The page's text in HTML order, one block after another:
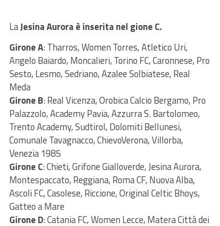
LaJesina Aurora è inserita nel gione C.
Girone A: Tharros, Women Torres, Atletico Uri,
Angelo Baiardo, Moncalieri, Torino FC, Caronnese, Pro
Sesto, Lesmo, Sedriano, Azalee Solbiatese, Real
Meda
Girone B: Real Vicenza, Orobica Calcio Bergamo, Pro
Palazzolo, Academy Pavia, Azzurra S. Bartolomeo,
Trento Academy, Sudtirol, Dolomiti Bellunesi,
Comunale Tavagnacco, ChievoVerona, Villorba,
Venezia 1985
Girone C: Chieti, Grifone Gialloverde, Jesina Aurora,
Montespaccato, Reggiana, Roma CF, Nuova Alba,
Ascoli FC, Casolese, Riccione, Original Celtic Bhoys,
Gatteo a Mare
Girone D: Catania FC, Women Lecce, Matera Città dei